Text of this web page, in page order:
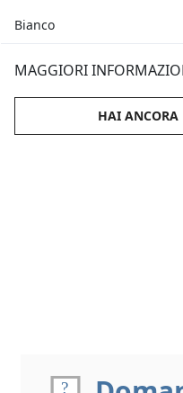
Bianco
MAGGIORI
HAI ANCORA